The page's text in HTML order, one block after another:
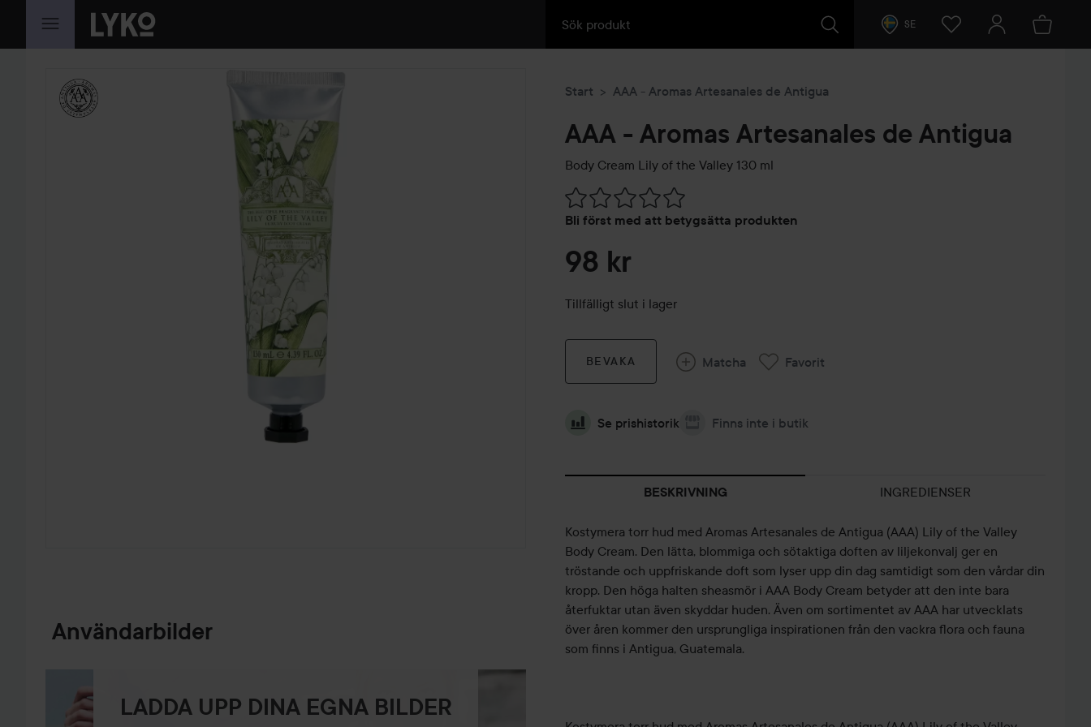
HOPPA TILL INNEHÅLLET SE
Användarbilder
LADDA UPP DINA EGNA BILDER
Start AAA - Aromas Artesanales de Antigua
AAA - Aromas Artesanales de Antigua
Body Cream Lily of the Valley 130 ml
Bli först med att betygsätta produkten
Hoppa till Betyg & kommentarer
98 kr
Tillfälligt slut i lager
BEVAKA Matcha Favorit
Se prishistorik Finns inte i butik
BESKRIVNING INGREDIENSER
Kostymera torr hud med Aromas Artesanales de Antigua (AAA) Lily of the Valley
Body Cream. Den lätta, blommiga och sötaktiga doften av liljekonvalj ger en
tröstande och uppfriskande doft som lyser upp din dag samtidigt som den vårdar din
kropp. Den höga halten sheasmör i AAA Body Cream betyder att den inte bara
återfuktar utan även skyddar huden. Även om sortimentet av AAA har utvecklats
över åren kommer den ursprungliga inspirationen från den vackra flora och fauna
som finns i Antigua, Guatemala.